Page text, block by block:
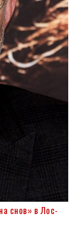
снов» в Лос-